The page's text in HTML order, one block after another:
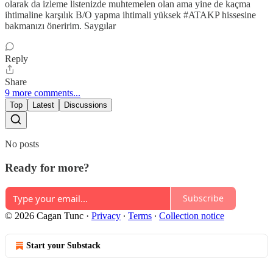
olarak da izleme listenizde muhtemelen olan ama yine de kaçma
ihtimaline karşılık B/O yapma ihtimali yüksek #ATAKP hissesine
bakmanızı öneririm. Saygılar
Reply
Share
9 more comments...
Top Latest Discussions
No posts
Ready for more?
Subscribe
© 2026 Cagan Tunc · Privacy ∙ Terms ∙ Collection notice
Start your Substack